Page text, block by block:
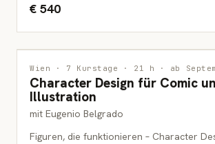
€ 540
ILLUSTRATION
ERWACHSENE
Wien · 7 Kurstage · 21 h · ab
Character Design für Comic
Illustration
mit Eugenio Belgrado
Figuren, die funktionieren – Character